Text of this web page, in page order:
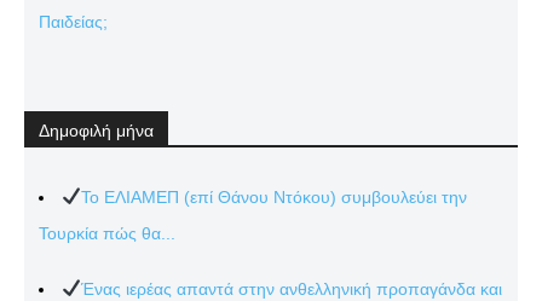
Παιδείας;
Δημοφιλή μήνα
Το ΕΛΙΑΜΕΠ (επί Θάνου Ντόκου) συμβουλεύει την
Τουρκία πώς θα...
Ένας ιερέας απαντά στην ανθελληνική προπαγάνδα και